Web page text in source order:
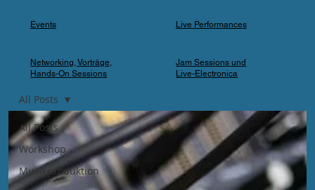
All Posts
Workshop
Musikproduktion
All Posts
Events
Networking, Vorträge,
Hands-On Sessions
Live Performances
Jam Sessions und
Live-Electronica